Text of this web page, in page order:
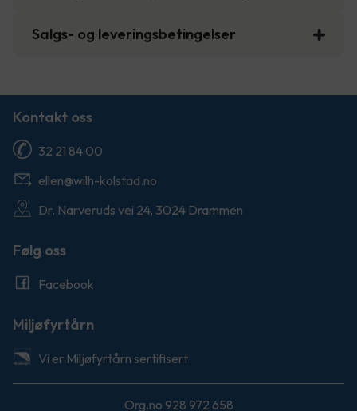
Salgs- og leveringsbetingelser
Kontakt oss
32 21 84 00
ellen@wilh-kolstad.no
Dr. Narveruds vei 24, 3024 Drammen
Følg oss
Facebook
Miljøfyrtårn
Vi er Miljøfyrtårn sertifisert
Org.no 928 972 658